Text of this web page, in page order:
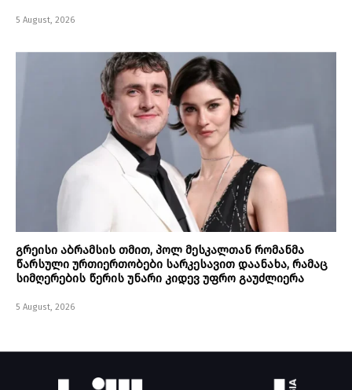
5 August, 2026
გრეისი აბრამსის თმით, პოლ მესკალთან რომანმა
წარსული ურთიერთობები სარკესავით დაანახა, რამაც
სიმღერების წერის უნარი კიდევ უფრო გაუძლიერა
5 August, 2026